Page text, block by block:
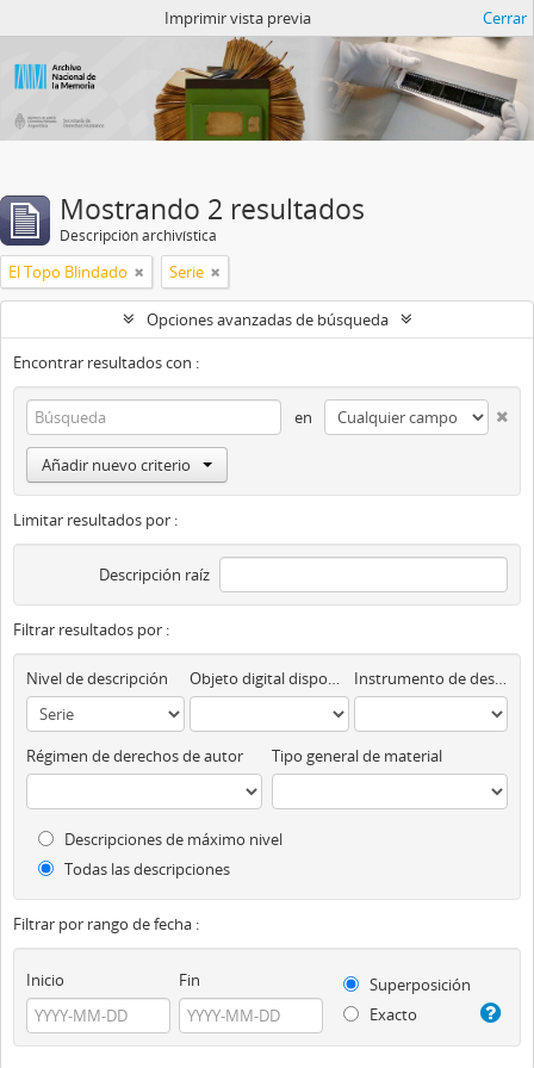
Imprimir vista previa Cerrar
Mostrando 2 resultados
Descripción archivística
El Topo Blindado Serie
Opciones avanzadas de búsqueda
Encontrar resultados con :
en
Añadir nuevo criterio
Limitar resultados por :
Descripción raíz
Filtrar resultados por :
Nivel de descripción Objeto digital disponibles Instrumento de descripción
Régimen de derechos de autor Tipo general de material
Descripciones de máximo nivel
Todas las descripciones
Filtrar por rango de fecha :
Inicio Fin
Superposición
Exacto